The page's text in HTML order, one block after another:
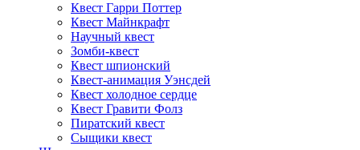
Квест Гарри Поттер
Квест Майнкрафт
Научный квест
Зомби-квест
Квест шпионский
Квест-анимация Уэнсдей
Квест холодное сердце
Квест Гравити Фолз
Пиратский квест
Сыщики квест